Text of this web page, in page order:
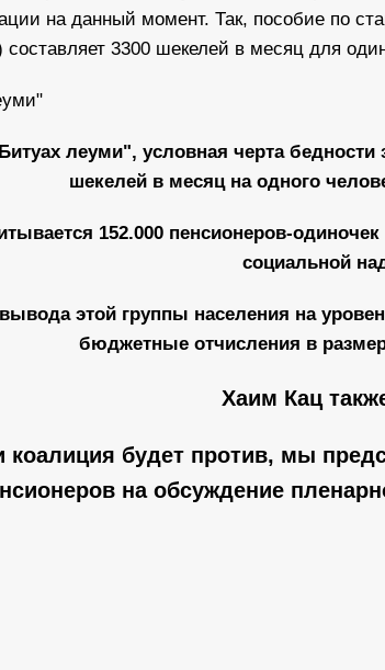
на данный момент. Так, пособие по
3300 шекелей в месяц для
леуми", условная черта
шекелей в месяц на одного
152.000 пенсионеров-
социальной
этой группы населения на
бюджетные отчисления в
Хаим Кац
коалиция будет против, мы
на обсуждение